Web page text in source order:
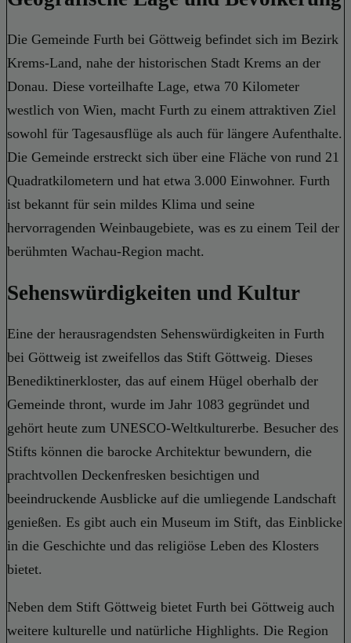
Die Gemeinde Furth bei Göttweig befindet sich im Bezirk
Krems-Land, nahe der historischen Stadt Krems an der
Donau. Diese vorteilhafte Lage, etwa 70 Kilometer
westlich von Wien, macht Furth zu einem attraktiven Ziel
sowohl für Tagesausflüge als auch für längere Aufenthalte.
Die Gemeinde erstreckt sich über eine Fläche von rund 21
Quadratkilometern und hat etwa 3.000 Einwohner. Furth
ist bekannt für sein mildes Klima und seine
hervorragenden Weinbaugebiete, was es zu einem Teil der
berühmten Wachau-Region macht.
Sehenswürdigkeiten und Kultur
Eine der herausragendsten Sehenswürdigkeiten in Furth
bei Göttweig ist zweifellos das Stift Göttweig. Dieses
Benediktinerkloster, das auf einem Hügel oberhalb der
Gemeinde thront, wurde im Jahr 1083 gegründet und
gehört heute zum UNESCO-Weltkulturerbe. Besucher des
Stifts können die barocke Architektur bewundern, die
prachtvollen Deckenfresken besichtigen und
beeindruckende Ausblicke auf die umliegende Landschaft
genießen. Es gibt auch ein Museum im Stift, das Einblicke
in die Geschichte und das religiöse Leben des Klosters
bietet.
Neben dem Stift Göttweig bietet Furth bei Göttweig auch
weitere kulturelle und natürliche Highlights. Die Region